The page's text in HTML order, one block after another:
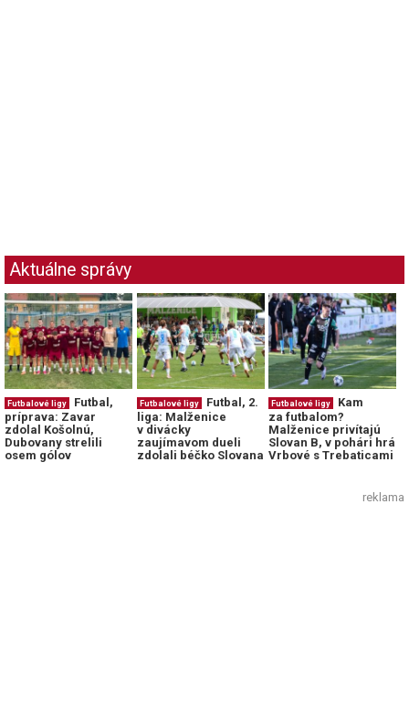
Aktuálne správy
Futbalové ligy
Futbal,
príprava: Zavar
zdolal Košolnú,
Dubovany strelili
osem gólov
Futbalové ligy
Futbal, 2.
liga: Malženice
v divácky
zaujímavom dueli
zdolali béčko Slovana
Futbalové ligy
Kam
za futbalom?
Malženice privítajú
Slovan B, v pohári hrá
Vrbové s Trebaticami
reklama